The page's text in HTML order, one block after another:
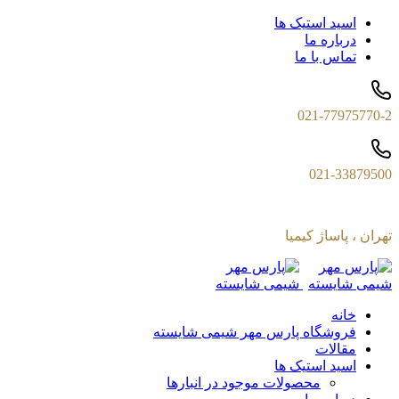
اسید استیک ها
درباره ما
تماس با ما
021-77975770-2
021-33879500
تهران ، پاساژ کیمیا
خانه
فروشگاه پارس مهر شیمی شایسته
مقالات
اسید استیک ها
محصولات موجود در انبارها